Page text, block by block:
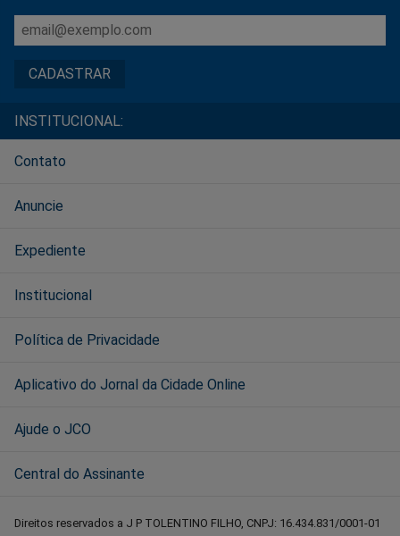
INSTITUCIONAL:
Contato
Anuncie
Expediente
Institucional
Política de Privacidade
Aplicativo do Jornal da Cidade Online
Ajude o JCO
Central do Assinante
Direitos reservados a J P TOLENTINO FILHO, CNPJ: 16.434.831/0001-01